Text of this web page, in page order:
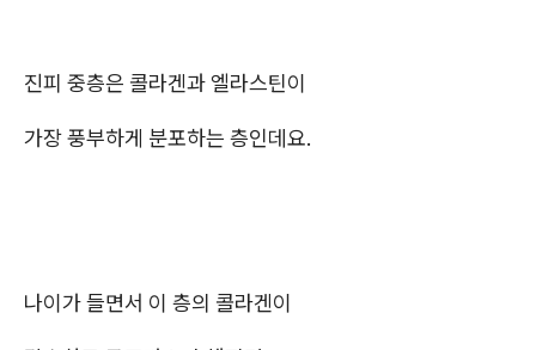
진피 중층은 콜라겐과 엘라스틴이
가장 풍부하게 분포하는 층인데요.
나이가 들면서 이 층의 콜라겐이